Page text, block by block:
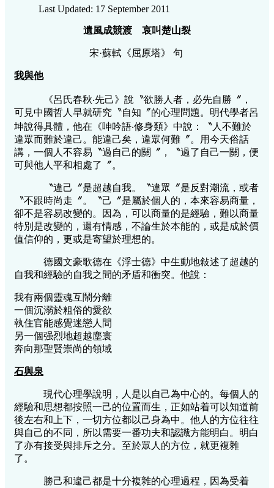
Last Updated: 17 September 2011
遺風成競渡 哀叫楚山裂
宋·蘇軾《屈原塔》 句
我與他
《呂氏春秋‧先己》說〝欲勝人者，必先自勝〞，
可見中國哲人早就研究〝自知〞的心理問題。明代學者呂
坤說得具體，他在《呻吟語‧修身類》中說：〝人不難於
違眾而難於違己。能違己矣，違眾何難〞。用今天俗話
講，一個人不容易〝過自己的關〞，〝過了自己一關，便
可與他人平和相處了〞。
〝違己〞是超越自我。〝違眾〞是反對潮流，或者
〝不跟時尚走〞。〝己〞是屬於個人的，本來容易商量，
卻不是容易改變的。因為，可以商量的是經驗，難以商量
特別是改變的，還有情感，不論生於本能的，或是成於價
值信仰的，更或是寄望於理想的。
德國文豪歌德在《浮士德》中生動地敍述了超越的
自我和經驗的自我之間的矛盾和衝突。他說：
我有兩個靈魂互鬧分離
一個沉溺於粗俗的愛欲
執住官能感覺迷戀人間
另一個强烈地超越塵寰
奔向那聖賢崇尚的領域
石與泉
現代心理學說明，人是以自己為中心的。每個人的
經驗和思想都按照一己的位置而生，正如站着可以知道前
後左右和上下，一切方位都以己身為中。他人的方位往往
與自己的不同，所以需要一番功夫和認識方能明白。明白
了亦有接受與排斥之分。至於眾人的方位，就更複雜
了。
勝己和違己都是十分複雜的心理過程，因為受着